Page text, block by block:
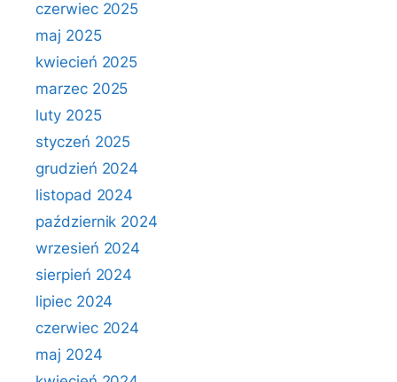
czerwiec 2025
maj 2025
kwiecień 2025
marzec 2025
luty 2025
styczeń 2025
grudzień 2024
listopad 2024
październik 2024
wrzesień 2024
sierpień 2024
lipiec 2024
czerwiec 2024
maj 2024